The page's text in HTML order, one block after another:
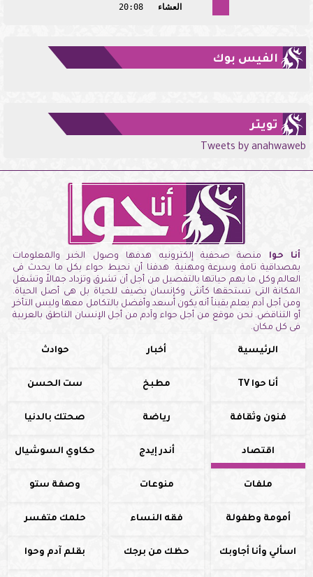
العشاء
20:08
الفيس بوك
تويتر
Tweets by anahwaweb
أنا حوا منصة صحفية إلكترونيه هدفها وصول الخبر والمعلومات
بمصداقية تامة وسرعة ومهنية. هدفنا أن نحيط حواء بكل ما يحدث فى
العالم وكل ما يهم حياتها بالتفصيل من أجل أن تشرق وتزداد جمالاً وتشغل
المكانة التى تستحقها كأنثى وكإنسان يضيف للحياة بل هى أصل الحياة.
ومن أجل آدم يعلم يقيناً أنه يكون أسعد وأفضل بالتكامل معها وليس التأخر
أو التناقض. نحن موقع من أجل حواء وآدم من أجل الإنسان الناطق بالعربية
فى كل مكان.
الرئيسية أخبار حوادث
أنا حوا TV مطبخ ست الحسن
فنون وثقافة رياضة صحتك بالدنيا
اقتصاد أندر إيدج حكاوي السوشيال
ملفات منوعات وصفة ستو
أمومة وطفولة فقه النساء حلمك متفسر
اسألي وأنا أجاوبك حظك من برجك بقلم آدم وحوا